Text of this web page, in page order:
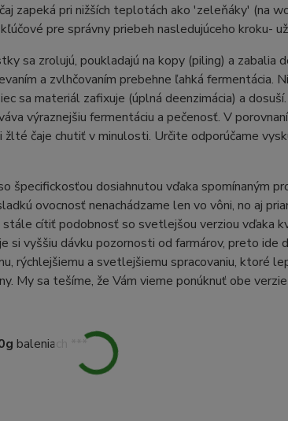
zapeká pri nižších teplotách ako 'zeleňáky' (na
pre správny priebeh nasledujúceho kroku-
sa zrolujú, poukladajú na kopy (piling) a zabalia
a zvlhčovaním prebehne ľahká fermentácia.
sa materiál zafixuje (úplná deenzimácia) a
výraznejšiu fermentáciu a pečenosť. V
žlté čaje chutiť v minulosti. Určite odporúčame
špecifickosťou dosiahnutou vďaka spomínaným
ovocnosť nenachádzame len vo vôni, no aj
cítiť podobnosť so svetlejšou verziou vďaka
si vyššiu dávku pozornosti od farmárov, preto ide
rýchlejšiemu a svetlejšiemu spracovaniu, ktoré
My sa tešíme, že Vám vieme ponúknuť obe
baleniach ***